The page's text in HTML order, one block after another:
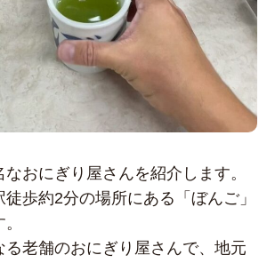
なおにぎり屋さんを紹介します。
歩約2分の場所にある「ぼんご」
る老舗のおにぎり屋さんで、地元